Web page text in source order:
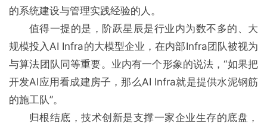
的系统建设与管理实践经验的人。
值得一提的是，阶跃星辰是行业内为数不多的、大
规模投入AI Infra的大模型企业，在内部Infra团队被视为
与算法团队同等重要。业内有一个形象的说法，“如果把
开发AI应用看成建房子，那么AI Infra就是提供水泥钢筋
的施工队”。
归根结底，技术创新是支撑一家企业生存的底盘，